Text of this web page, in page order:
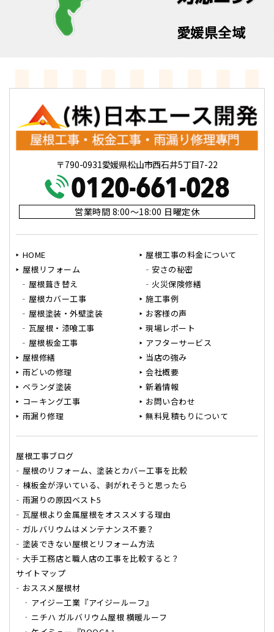
愛媛県全域
〒790-0931愛媛県松山市西石井5丁目7-22
営業時間 8:00～18:00 日曜定休
HOME
屋根リフォーム
屋根葺き替え
屋根カバー工事
屋根塗装・外壁塗装
瓦屋根・漆喰工事
屋根板金工事
屋根修繕
雨どいの修理
ベランダ塗装
コーキング工事
雨漏り修理
屋根工事の料金について
安さの秘密
火災保険修繕
施工事例
お客様の声
現場レポート
アフターサービス
当店の強み
会社概要
新着情報
お問い合わせ
無料見積もりについて
屋根工事ブログ
屋根のリフォーム、塗装とカバー工事を比較
棟板金が浮いている、剥がれそうと思ったら
雨漏りの原因ベスト5
瓦屋根より金属屋根をオススメする理由
ガルバリウムはメンテナンス不要？
塗装できない屋根とリフォーム方法
大手工務店と職人店の工事を比較すると？
サイトマップ
おススメ屋根材
アイジー工業『アイジールーフ』
ニチハ ガルバリウム屋根 横暖ルーフ